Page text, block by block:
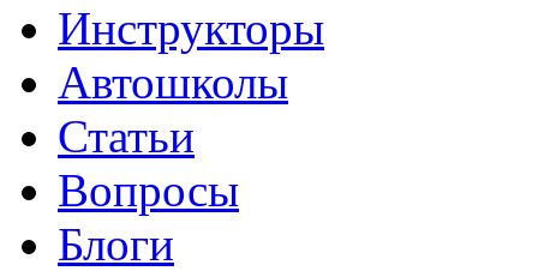
Инструкторы
Автошколы
Статьи
Вопросы
Блоги